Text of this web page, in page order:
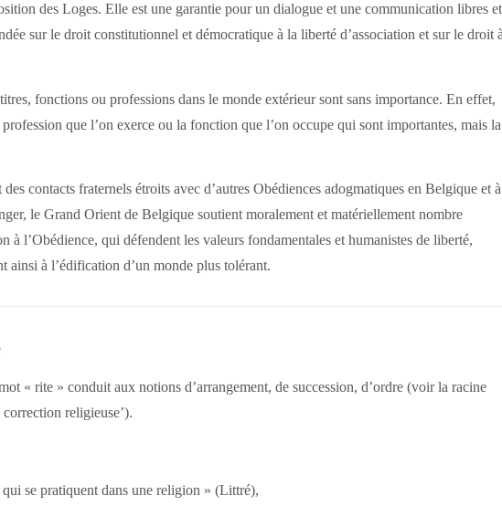
des Loges. Elle est une garantie pour un dialogue et une communication libres et
sur le droit constitutionnel et démocratique à la liberté d’association et sur le droit
fonctions ou professions dans le monde extérieur sont sans importance. En effet,
que l’on exerce ou la fonction que l’on occupe qui sont importantes, mais la
contacts fraternels étroits avec d’autres Obédiences adogmatiques en Belgique et à
le Grand Orient de Belgique soutient moralement et matériellement nombre
à l’Obédience, qui défendent les valeurs fondamentales et humanistes de liberté,
ainsi à l’édification d’un monde plus tolérant.
« rite » conduit aux notions d’arrangement, de succession, d’ordre (voir la racine
correction religieuse’).
qui se pratiquent dans une religion » (Littré),